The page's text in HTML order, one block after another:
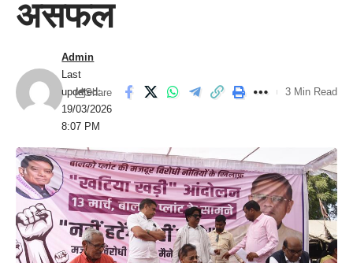
असफल
Last
updated:
19/03/2026
8:07 PM
Admin
Share 3 Min Read